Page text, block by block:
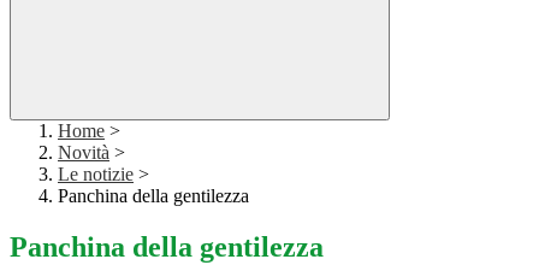
Home >
Novità >
Le notizie >
Panchina della gentilezza
Panchina della gentilezza